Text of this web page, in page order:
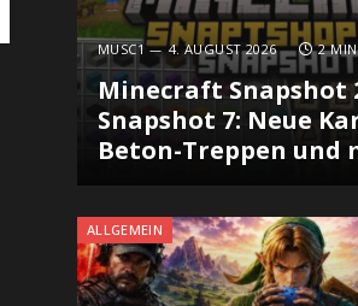
MUSC1 4. AUGUST 2026 2
Minecraft Snapshot
Snapshot 7: Neue
Beton-Treppen und
ALLGEMEIN